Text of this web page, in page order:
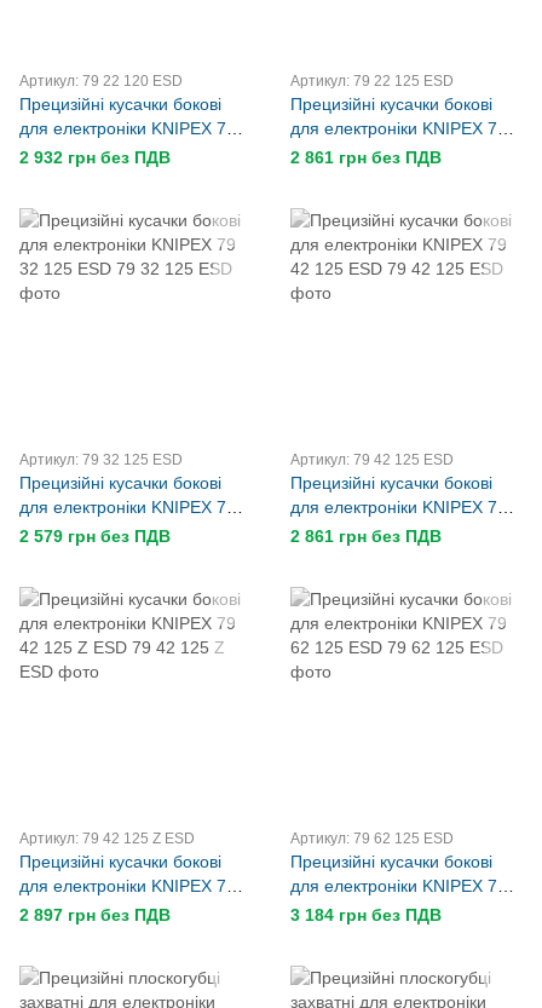
Артикул: 79 22 120 ESD
Прецизійні кусачки бокові
для електроніки KNIPEX 79
22 120 ESD
2 932 грн без ПДВ
Артикул: 79 22 125 ESD
Прецизійні кусачки бокові
для електроніки KNIPEX 79
22 125 ESD
2 861 грн без ПДВ
Артикул: 79 32 125 ESD
Прецизійні кусачки бокові
для електроніки KNIPEX 79
32 125 ESD
2 579 грн без ПДВ
Артикул: 79 42 125 ESD
Прецизійні кусачки бокові
для електроніки KNIPEX 79
42 125 ESD
2 861 грн без ПДВ
Артикул: 79 42 125 Z ESD
Прецизійні кусачки бокові
для електроніки KNIPEX 79
42 125 Z ESD
2 897 грн без ПДВ
Артикул: 79 62 125 ESD
Прецизійні кусачки бокові
для електроніки KNIPEX 79
62 125 ESD
3 184 грн без ПДВ